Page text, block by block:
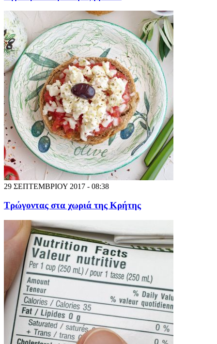
29 ΣΕΠΤΕΜΒΡΙΟΥ 2017 - 08:38
Τρώγοντας στα χωριά της Κρήτης